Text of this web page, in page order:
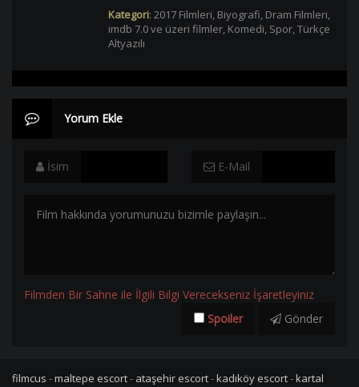
Kategori: 2017 Filmleri, Biyografi, Dram Filmleri,
imdb 7.0 ve üzeri filmler, Komedi, Spor,Türkçe
Altyazılı
Yorum Ekle
İsim E-Mail
Filmden Bir Sahne ile İlgili Bilgi Verecekseniz İşaretleyiniz
Spoiler
Gönder
filmcus -maltepe escort- ataşehir escort-kadıköy escort-kartal